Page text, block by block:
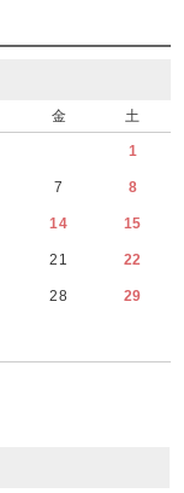
金 土
1
7 8
14 15
21 22
28 29